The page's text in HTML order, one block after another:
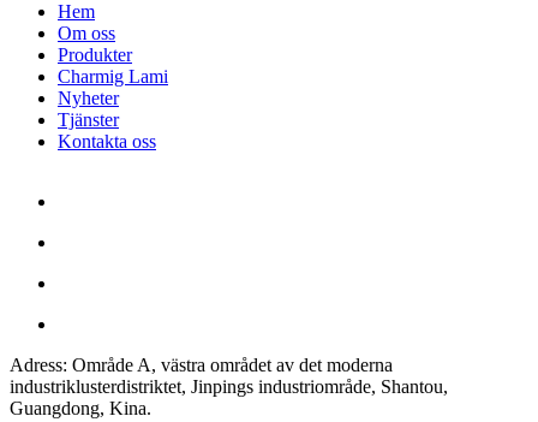
Hem
Om oss
Produkter
Charmig Lami
Nyheter
Tjänster
Kontakta oss
Adress: Område A, västra området av det moderna
industriklusterdistriktet, Jinpings industriområde, Shantou,
Guangdong, Kina.